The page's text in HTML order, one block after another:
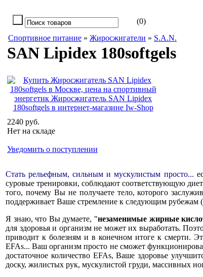
(0)
Спортивное питание » Жиросжигатели » S.A.N.
SAN Lipidex 180softgels
2240 руб.
Нет на складе
Уведомить о поступлении
Стать рельефным, сильным и мускулистым просто...
суровые тренировки, соблюдают соответствующую
того, почему Вы не получаете тело, которого
поддерживает Ваше стремление к следующим рубежам
Я знаю, что Вы думаете, "незаменимые жирные
для здоровья и организм не может их выработать.
приводит к болезням и в конечном итоге к смерти.
EFAs... Ваш организм просто не сможет
достаточное количество EFAs, Ваше здоровье
доску, жилистых рук, мускулистой груди, массивных